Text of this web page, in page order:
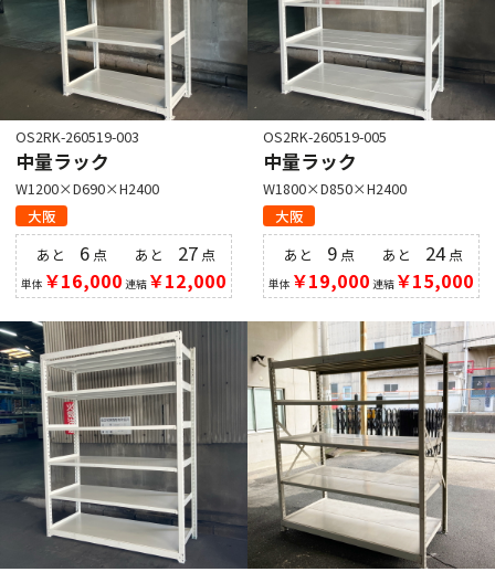
OS2RK-260519-003
中量ラック
W1200×D690×H2400
大阪
あと 6 点
単体 ￥16,000
あと 27 点
連結￥12,000
OS2RK-260519-005
中量ラック
W1800×D850×H2400
大阪
あと 9 点
単体 ￥19,000
あと 24点
連結￥15,000